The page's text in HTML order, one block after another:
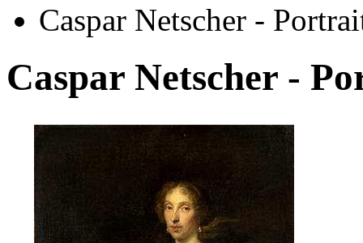
Caspar Netscher -
Caspar Netscher -